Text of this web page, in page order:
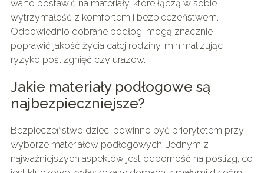
warto postawić na materiały, które łączą w sobie
wytrzymałość z komfortem i bezpieczeństwem.
Odpowiednio dobrane podłogi mogą znacznie
poprawić jakość życia całej rodziny, minimalizując
ryzyko poślizgnięć czy urazów.
Jakie materiały podłogowe są
najbezpieczniejsze?
Bezpieczeństwo dzieci powinno być priorytetem przy
wyborze materiałów podłogowych. Jednym z
najważniejszych aspektów jest odporność na poślizg, co